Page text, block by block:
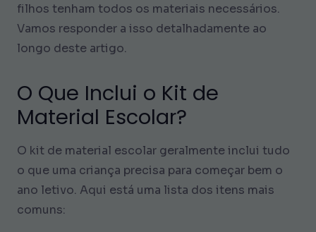
filhos tenham todos os materiais necessários.
Vamos responder a isso detalhadamente ao
longo deste artigo.
O Que Inclui o Kit de
Material Escolar?
O kit de material escolar geralmente inclui tudo
o que uma criança precisa para começar bem o
ano letivo. Aqui está uma lista dos itens mais
comuns: